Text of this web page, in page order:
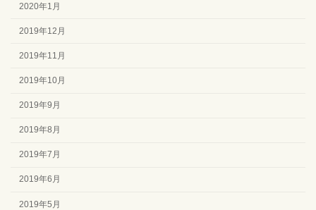
2020年1月
2019年12月
2019年11月
2019年10月
2019年9月
2019年8月
2019年7月
2019年6月
2019年5月